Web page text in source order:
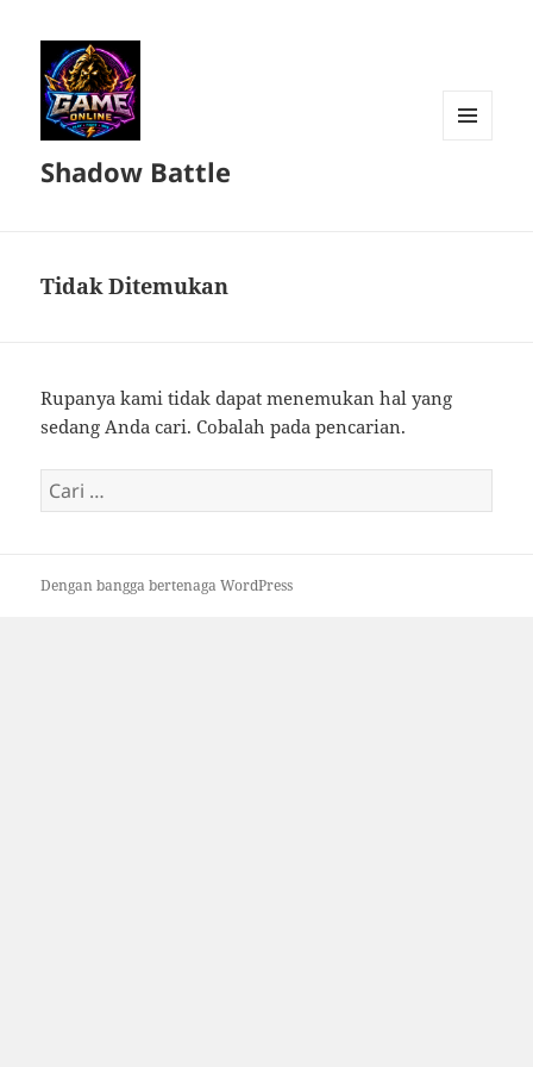
Shadow Battle
Tidak Ditemukan
Rupanya kami tidak dapat menemukan hal yang
sedang Anda cari. Cobalah pada pencarian.
Cari
untuk:
Dengan bangga bertenaga WordPress